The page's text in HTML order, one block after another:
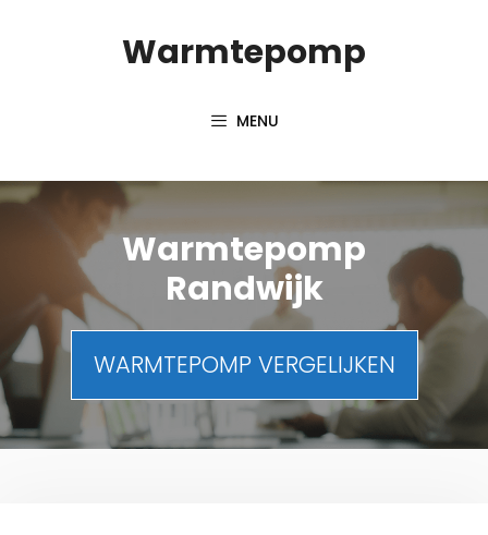
Warmtepomp
MENU
Warmtepomp
Randwijk
WARMTEPOMP VERGELIJKEN